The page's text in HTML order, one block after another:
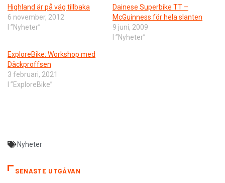
Highland är på väg tillbaka
6 november, 2012
I ”Nyheter”
Dainese Superbike TT –
McGuinness för hela slanten
9 juni, 2009
I ”Nyheter”
ExploreBike: Workshop med
Däckproffsen
3 februari, 2021
I ”ExploreBike”
Nyheter
SENASTE UTGÅVAN